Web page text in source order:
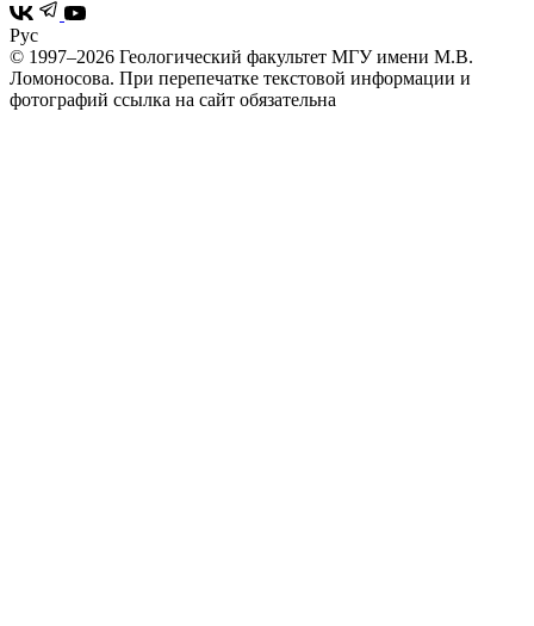
Рус
© 1997–2026 Геологический факультет МГУ имени М.В.
Ломоносова. При перепечатке текстовой информации и
фотографий ссылка на сайт обязательна